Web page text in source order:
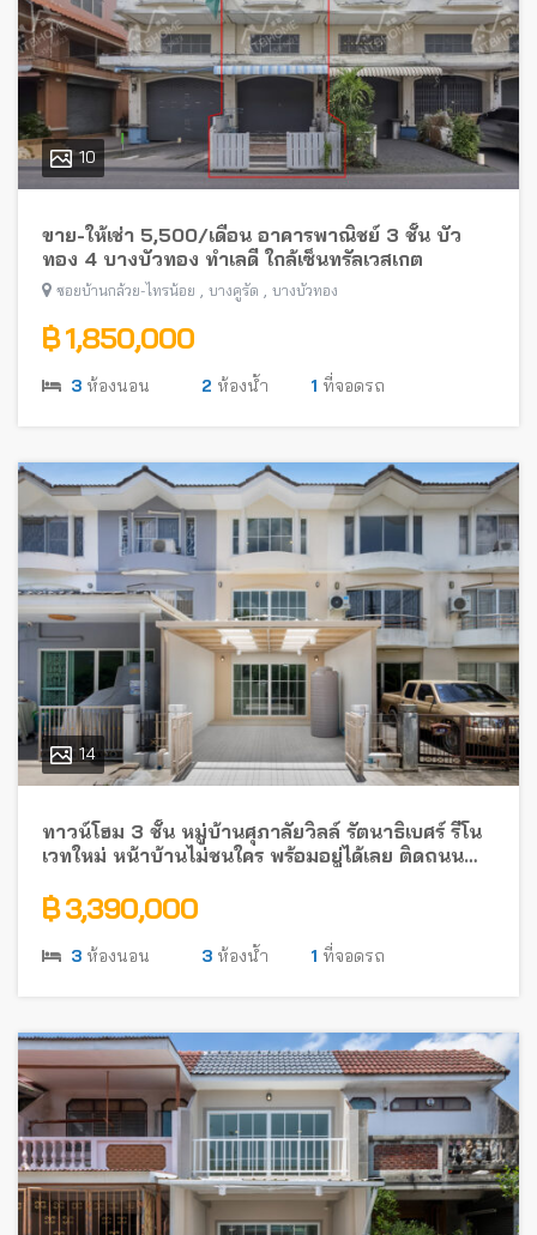
10
ขาย-ให้เช่า 5,500/เดือน อาคารพาณิชย์ 3 ชั้น บัว
ทอง 4 บางบัวทอง ทำเลดี ใกล้เซ็นทรัลเวสเกต
ซอยบ้านกล้วย-ไทรน้อย , บางคูรัด , บางบัวทอง
฿ 1,850,000
3 ห้องนอน 2 ห้องน้ำ 1 ที่จอดรถ
14
ทาวน์โฮม 3 ชั้น หมู่บ้านศุภาลัยวิลล์ รัตนาธิเบศร์ รีโน
เวทใหม่ หน้าบ้านไม่ชนใคร พร้อมอยู่ได้เลย ติดถนน
฿ 3,390,000
3 ห้องนอน 3 ห้องน้ำ 1 ที่จอดรถ